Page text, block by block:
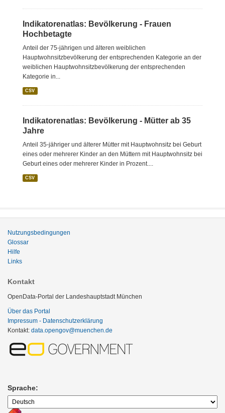
Indikatorenatlas: Bevölkerung - Frauen
Hochbetagte
Anteil der 75-jährigen und älteren weiblichen
Hauptwohnsitzbevölkerung der entsprechenden Kategorie an der
weiblichen Hauptwohnsitzbevölkerung der entsprechenden
Kategorie in...
CSV
Indikatorenatlas: Bevölkerung - Mütter ab 35
Jahre
Anteil 35-jähriger und älterer Mütter mit Hauptwohnsitz bei Geburt
eines oder mehrerer Kinder an den Müttern mit Hauptwohnsitz bei
Geburt eines oder mehrerer Kinder in Prozent....
CSV
Nutzungsbedingungen
Glossar
Hilfe
Links
Kontakt
OpenData-Portal der Landeshauptstadt München
Über das Portal
Impressum - Datenschutzerklärung
Kontakt: data.opengov@muenchen.de
Sprache